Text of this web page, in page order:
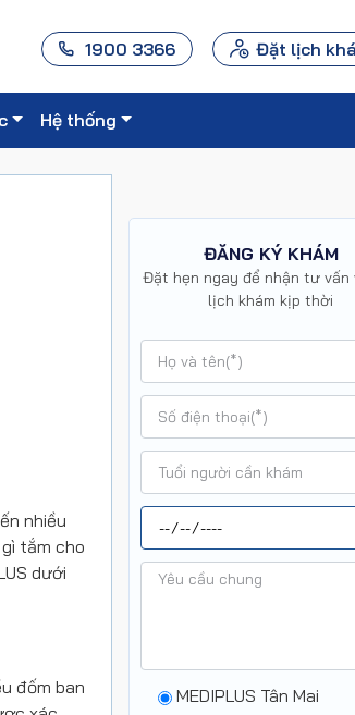
1900 3366 Đặt lịch
Hệ thống
nhiều
tắm cho
dưới
đốm ban
ĐĂNG KÝ KHÁM
Đặt hẹn ngay để nhận tư vấn
lịch khám kịp thời
MEDIPLUS Tân Mai